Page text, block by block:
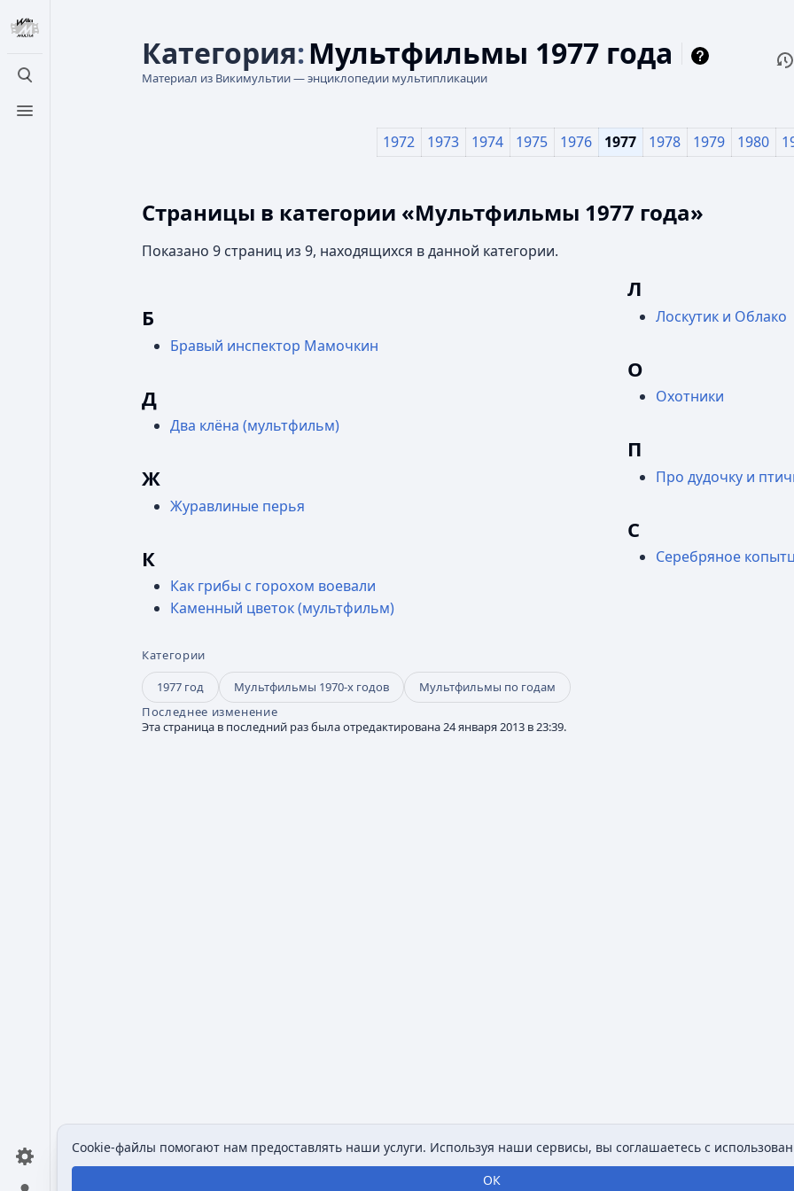
Открыть поиск
Открыть меню
Категория:Мультфильмы 1977 года
Материал из Викимультии — энциклопедии мультипликации
1972 1973 1974 1975 1976 1977 1978 1979 1980
Страницы в категории «Мультфильмы 1977 года»
Показано 9 страниц из 9, находящихся в данной категории.
Б
Бравый инспектор Мамочкин
Д
Два клёна (мультфильм)
Ж
Журавлиные перья
К
Как грибы с горохом воевали
Каменный цветок (мультфильм)
Л
Лоскутик и Облако
О
Охотники
П
Про дудочку и
С
Серебряное
Категории
1977 год
Мультфильмы 1970-х годов
Мультфильмы по годам
Последнее изменение
Эта страница в последний раз была отредактирована 24 января 2013 в 23:39.
Cookie-файлы помогают нам предоставлять наши услуги. Используя наши сервисы, вы соглашаетесь с
ОК